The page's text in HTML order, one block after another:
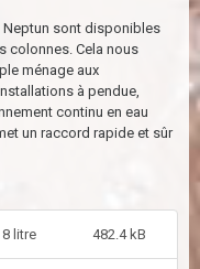
sont disponibles
colonnes. Cela nous
ménage aux
à pendue,
continu en eau
un raccord rapide et sûr
litre 482.4 kB